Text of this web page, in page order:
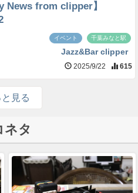
News from clipper】
イベント 千葉みなと駅
Jazz&Bar clipper
2025/9/22 615
と見る
ネタ